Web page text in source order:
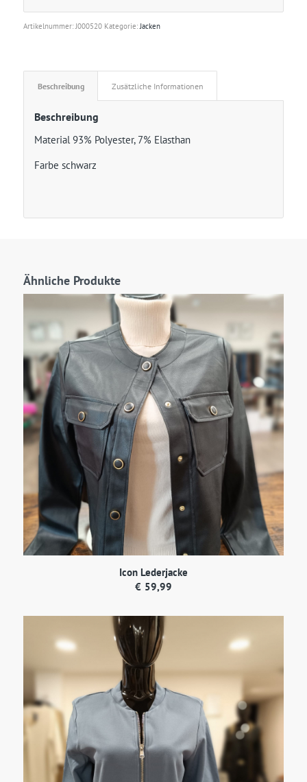
Artikelnummer:J000520 Kategorie:Jacken
Beschreibung Zusätzliche Informationen
Beschreibung
Material 93% Polyester, 7% Elasthan
Farbe schwarz
Ähnliche Produkte
Icon Lederjacke
€ 59,99